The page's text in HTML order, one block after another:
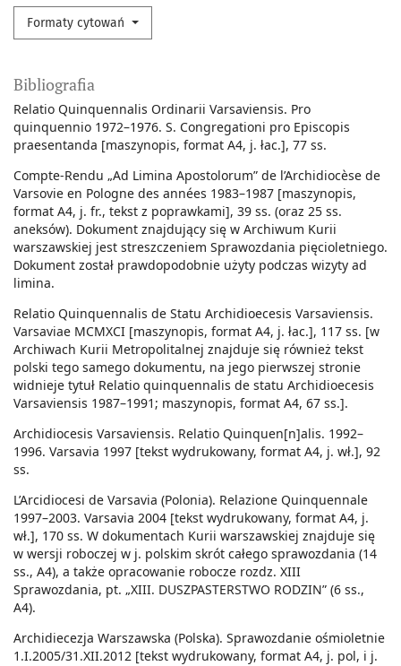
Formaty cytowań
Bibliografia
Relatio Quinquennalis Ordinarii Varsaviensis. Pro
quinquennio 1972–1976. S. Congregationi pro Episcopis
praesentanda [maszynopis, format A4, j. łac.], 77 ss.
Compte-Rendu „Ad Limina Apostolorum” de l’Archidiocèse de
Varsovie en Pologne des années 1983–1987 [maszynopis,
format A4, j. fr., tekst z poprawkami], 39 ss. (oraz 25 ss.
aneksów). Dokument znajdujący się w Archiwum Kurii
warszawskiej jest streszczeniem Sprawozdania pięcioletniego.
Dokument został prawdopodobnie użyty podczas wizyty ad
limina.
Relatio Quinquennalis de Statu Archidioecesis Varsaviensis.
Varsaviae MCMXCI [maszynopis, format A4, j. łac.], 117 ss. [w
Archiwach Kurii Metropolitalnej znajduje się również tekst
polski tego samego dokumentu, na jego pierwszej stronie
widnieje tytuł Relatio quinquennalis de statu Archidioecesis
Varsaviensis 1987–1991; maszynopis, format A4, 67 ss.].
Archidiocesis Varsaviensis. Relatio Quinquen[n]alis. 1992–
1996. Varsavia 1997 [tekst wydrukowany, format A4, j. wł.], 92
ss.
L’Arcidiocesi de Varsavia (Polonia). Relazione Quinquennale
1997–2003. Varsavia 2004 [tekst wydrukowany, format A4, j.
wł.], 170 ss. W dokumentach Kurii warszawskiej znajduje się
w wersji roboczej w j. polskim skrót całego sprawozdania (14
ss., A4), a także opracowanie robocze rozdz. XIII
Sprawozdania, pt. „XIII. DUSZPASTERSTWO RODZIN” (6 ss.,
A4).
Archidiecezja Warszawska (Polska). Sprawozdanie ośmioletnie
1.I.2005/31.XII.2012 [tekst wydrukowany, format A4, j. pol, i j.